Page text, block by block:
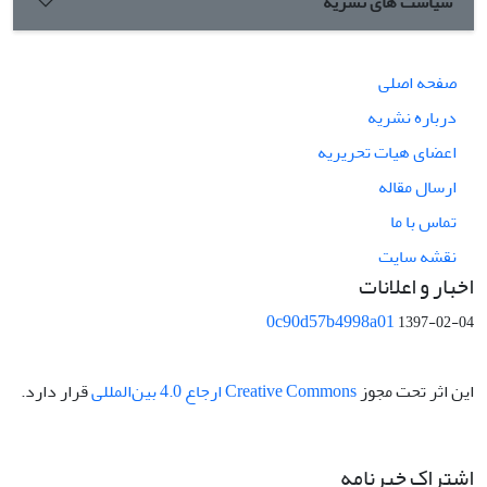
صفحه اصلی
درباره نشریه
اعضای هیات تحریریه
ارسال مقاله
تماس با ما
نقشه سایت
اخبار و اعلانات
0c90d57b4998a011397-02-04
این اثر تحت مجوزCreative Commons ارجاع 4.0 بین‌المللی قرار دارد.
اشتراک خبرنامه